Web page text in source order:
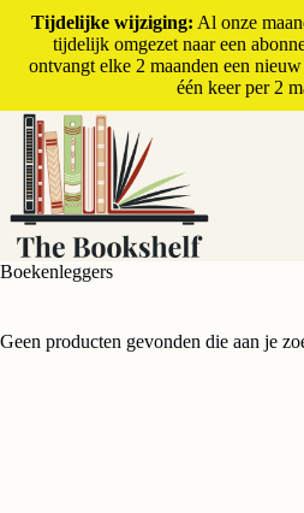
Tijdelijke wijziging: Al onze
tijdelijk omgezet naar een
ontvangt elke 2 maanden een
één keer per 2
Boekenleggers
Geen producten gevonden die aan je